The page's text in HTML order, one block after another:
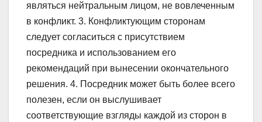
являться нейтральным лицом, не вовлеченным
в конфликт. 3. Конфликтующим сторонам
следует согласиться с присутствием
посредника и использованием его
рекомендаций при вынесении окончательного
решения. 4. Посредник может быть более всего
полезен, если он выслушивает
соответствующие взгляды каждой из сторон в